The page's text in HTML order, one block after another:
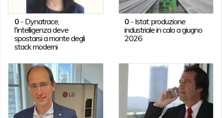
0- Dynatrace,
l'intelligenza deve
spostarsi a monte degli
stack moderni
0 - Istat: produzione
industriale in calo a giugno
2026